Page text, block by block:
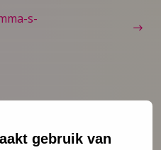
gebruik van
s-